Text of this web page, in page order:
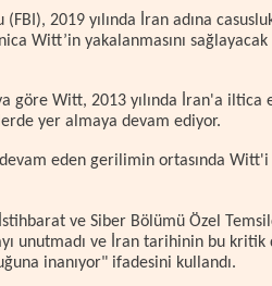
2019 yılında İran adına
Witt’in yakalanmasını
göre Witt, 2013 yılında İran'a
yer almaya devam ediyor.
eden gerilimin ortasında Witt'i
İstihbarat ve Siber Bölümü Özel
unutmadı ve İran tarihinin bu
inanıyor" ifadesini kullandı.